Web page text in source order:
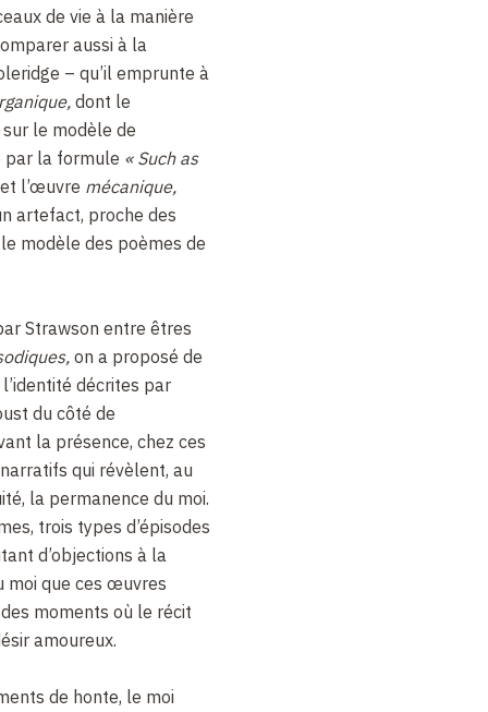
de vie à la manière
aussi à la
– qu’il emprunte à
dont le
le modèle de
par la formule « Such as
et l’œuvre mécanique,
artefact, proche des
modèle des poèmes de
Strawson entre êtres
on a proposé de
décrites par
du côté de
la présence, chez ces
qui révèlent, au
la permanence du moi.
trois types d’épisodes
d’objections à la
moi que ces œuvres
moments où le récit
amoureux.
de honte, le moi